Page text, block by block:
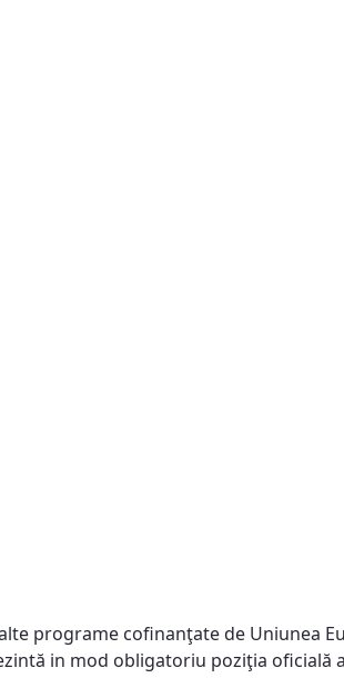
programe cofinanţate de Uniunea
in mod obligatoriu poziţia oficială